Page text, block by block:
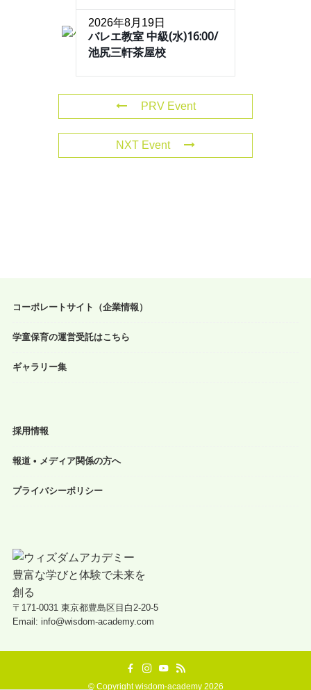
2026年8月19日
バレエ教室 中級(水)16:00/
池尻三軒茶屋校
PRV Event
NXT Event
コーポレートサイト（企業情報）
学童保育の運営受託はこちら
ギャラリー集
採用情報
報道 • メディア関係の方へ
プライバシーポリシー
〒171-0031 東京都豊島区目白2-20-5
Email: info@wisdom-academy.com
©Copyright wisdom-academy 2026